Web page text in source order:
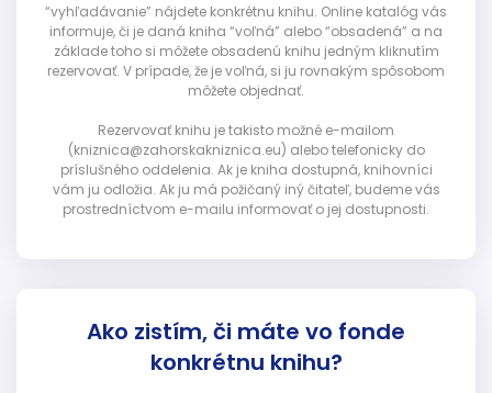
“vyhľadávanie” nájdete konkrétnu knihu. Online katalóg vás
informuje, či je daná kniha “voľná” alebo “obsadená” a na
základe toho si môžete obsadenú knihu jedným kliknutím
rezervovať. V prípade, že je voľná, si ju rovnakým spôsobom
môžete objednať.
Rezervovať knihu je takisto možné e-mailom
(kniznica@zahorskakniznica.eu) alebo telefonicky do
príslušného oddelenia. Ak je kniha dostupná, knihovníci
vám ju odložia. Ak ju má požičaný iný čitateľ, budeme vás
prostredníctvom e-mailu informovať o jej dostupnosti.
Ako zistím, či máte vo fonde
konkrétnu knihu?